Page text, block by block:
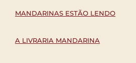
MANDARINAS ESTÃO LENDO
A LIVRARIA MANDARINA